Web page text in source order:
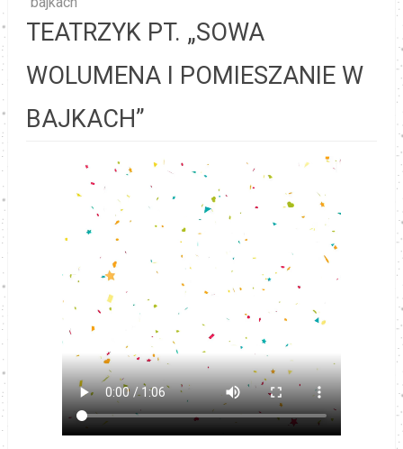
TEATRZYK PT. „SOWA
WOLUMENA I POMIESZANIE W
BAJKACH”